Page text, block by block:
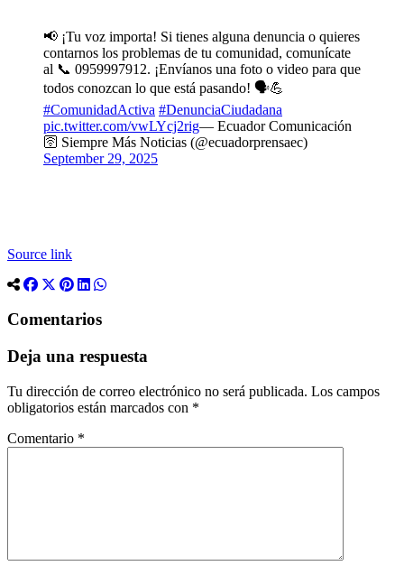
📢 ¡Tu voz importa! Si tienes alguna denuncia o quieres
contarnos los problemas de tu comunidad, comunícate
al 📞 0959997912. ¡Envíanos una foto o video para que
todos conozcan lo que está pasando! 🗣️💪
#ComunidadActiva #DenunciaCiudadana
pic.twitter.com/vwLYcj2rig— Ecuador Comunicación
🛜 Siempre Más Noticias (@ecuadorprensaec)
September 29, 2025
Source link
Comentarios
Deja una respuesta
Tu dirección de correo electrónico no será publicada. Los campos
obligatorios están marcados con *
Comentario *